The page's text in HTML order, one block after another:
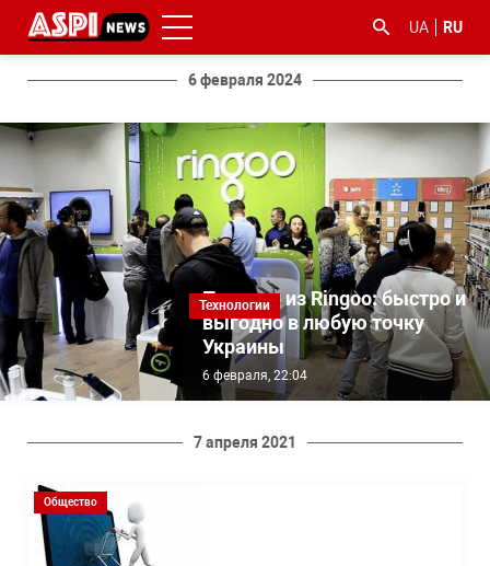
UA RU
6 февраля 2024
Технологии
Покупки из Ringoo: быстро и
выгодно в любую точку
Украины
6 февраля, 22:04
7 апреля 2021
Общество
#ООС
#боротьба
корупцією
#гфс #Киев #коронавірус